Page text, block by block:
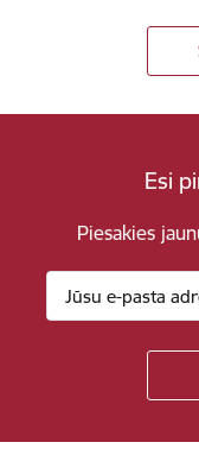
Esi
Piesakies